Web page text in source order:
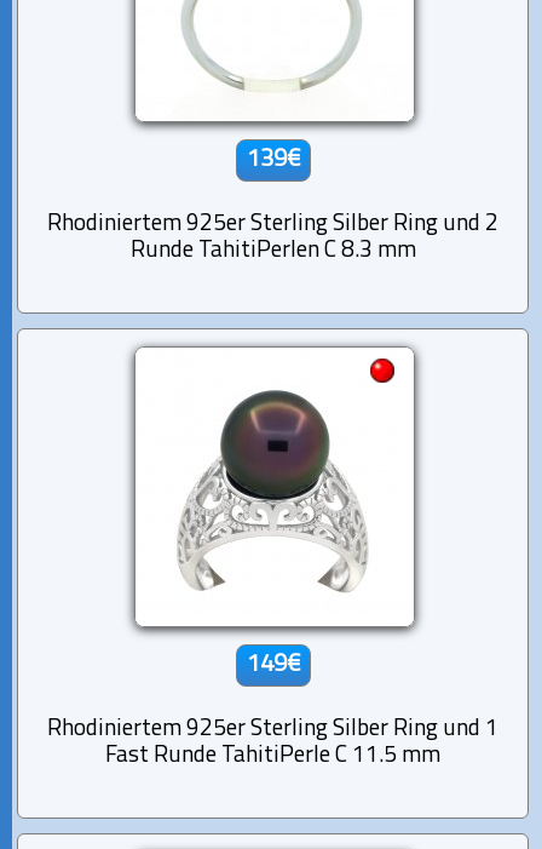
139€
Rhodiniertem 925er Sterling Silber Ring und 2
Runde TahitiPerlen C 8.3 mm
149€
Rhodiniertem 925er Sterling Silber Ring und 1
Fast Runde TahitiPerle C 11.5 mm